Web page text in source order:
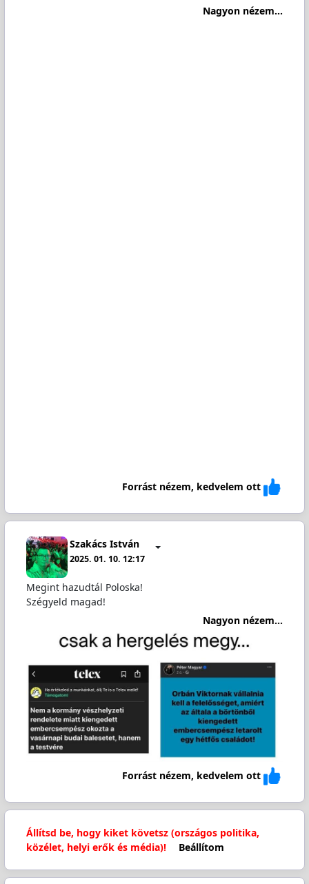
Nagyon nézem...
Forrást nézem, kedvelem ott
Szakács István
2025. 01. 10. 12:17
Megint hazudtál Poloska!
Szégyeld magad!
Nagyon nézem...
Forrást nézem, kedvelem ott
Állítsd be, hogy kiket követsz (országos politika,
közélet, helyi erők és média)!
Beállítom